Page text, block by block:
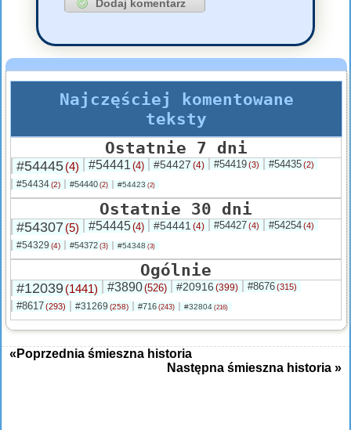
Najczęściej komentowane
teksty
Ostatnie 7 dni
#54445(4) #54441 (4) #54427 (4) #54419(3) #54435(2)
#54434(2) #54440 (2) #54423 (2)
Ostatnie 30 dni
#54307 (5) #54445(4) #54441 (4) #54427(4) #54254(4)
#54329 (4) #54372 (3) #54348 (3)
Ogólnie
#12039(1441) #3890(526) #20916 (399) #8676(315)
#8617(293) #31269 (258) #716 (243) #32804 (216)
«Poprzednia śmieszna historia
Następna śmieszna historia »